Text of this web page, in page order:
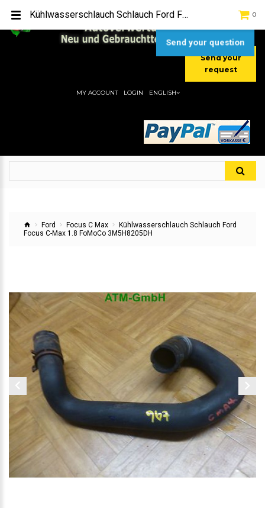
[+49] (0) 2232-5205
[+49] (0) 177 / 4080033
Send your
request
0
MY ACCOUNT LOGIN ENGLISH
Ford Focus C Max
Kühlwasserschlauch Schlauch Ford
Focus C-Max 1.8 FoMoCo 3M5H8205DH
Kühlwasserschlauch Schlauch Ford Focus C-Max 1.8 FoMoCo 3M5H8205DH
Send your question